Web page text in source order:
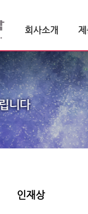
회사소개 제
인재상